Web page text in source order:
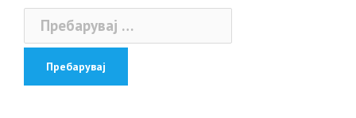
Пребарувај
за: